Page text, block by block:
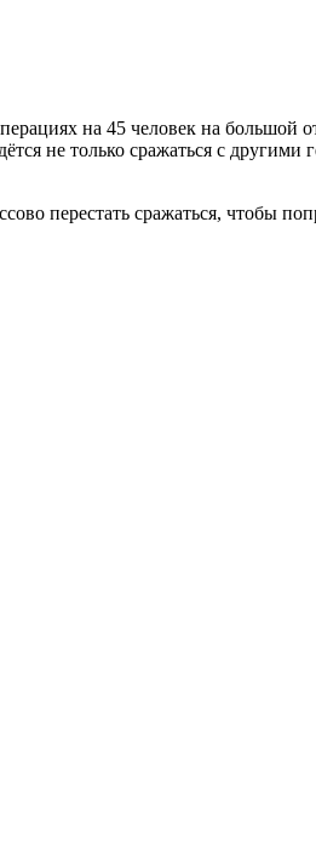
на 45 человек на
не только сражаться с
перестать сражаться, чтобы